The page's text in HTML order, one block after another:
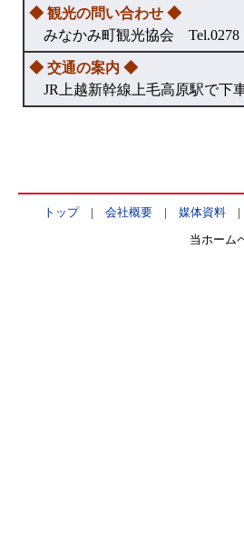
◆ 観光の問い合わせ ◆
みなかみ町観光協会 Tel.0278
◆ 交通の案内 ◆
JR上越新幹線上毛高原駅で下
トップ| 会社概要| 媒体資料|
当ホーム